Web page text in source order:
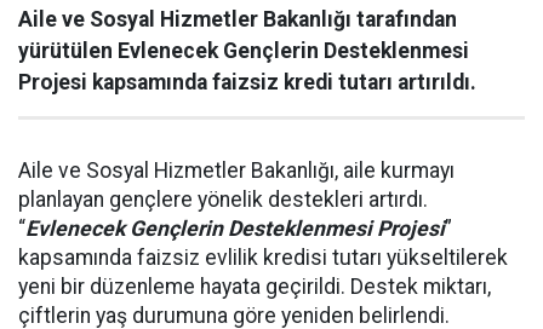
Aile ve Sosyal Hizmetler Bakanlığı tarafından
yürütülen Evlenecek Gençlerin Desteklenmesi
Projesi kapsamında faizsiz kredi tutarı artırıldı.
Aile ve Sosyal Hizmetler Bakanlığı, aile kurmayı
planlayan gençlere yönelik destekleri artırdı.
“Evlenecek Gençlerin Desteklenmesi Projesi”
kapsamında faizsiz evlilik kredisi tutarı yükseltilerek
yeni bir düzenleme hayata geçirildi. Destek miktarı,
çiftlerin yaş durumuna göre yeniden belirlendi.